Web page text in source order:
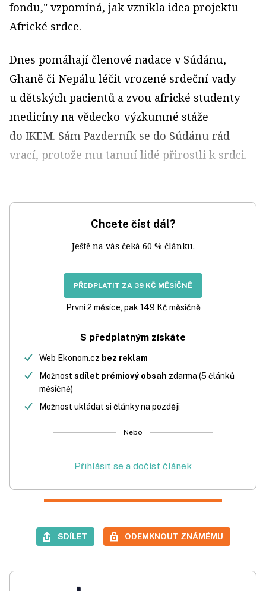
fondu," vzpomíná, jak vznikla idea projektu
Africké srdce.
Dnes pomáhají členové nadace v Súdánu,
Ghaně či Nepálu léčit vrozené srdeční vady
u dětských pacientů a zvou africké studenty
medicíny na vědecko-výzkumné stáže
do IKEM. Sám Pazderník se do Súdánu rád
vrací, protože mu tamní lidé přirostli k srdci.
Chcete číst dál?
Ještě na vás čeká 60 % článku.
PŘEDPLATIT ZA 39 KČ MĚSÍČNĚ
První 2 měsíce, pak 149 Kč měsíčně
S předplatným získáte
Web Ekonom.cz bez reklam
Možnost sdílet prémiový obsah zdarma (5 článků
měsíčně)
Možnost ukládat si články na později
Nebo
Přihlásit se a dočíst článek
SDÍLET ODEMKNOUT ZNÁMÉMU